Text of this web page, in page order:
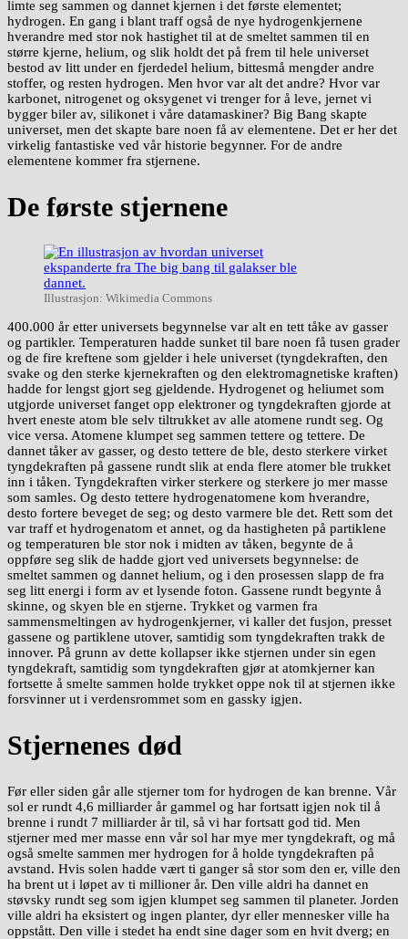
limte seg sammen og dannet kjernen i det første elementet;
hydrogen. En gang i blant traff også de nye hydrogenkjernene
hverandre med stor nok hastighet til at de smeltet sammen til en
større kjerne, helium, og slik holdt det på frem til hele universet
bestod av litt under en fjerdedel helium, bittesmå mengder andre
stoffer, og resten hydrogen. Men hvor var alt det andre? Hvor var
karbonet, nitrogenet og oksygenet vi trenger for å leve, jernet vi
bygger biler av, silikonet i våre datamaskiner? Big Bang skapte
universet, men det skapte bare noen få av elementene. Det er her det
virkelig fantastiske ved vår historie begynner. For de andre
elementene kommer fra stjernene.
De første stjernene
Illustrasjon: Wikimedia Commons
400.000 år etter universets begynnelse var alt en tett tåke av gasser
og partikler. Temperaturen hadde sunket til bare noen få tusen grader
og de fire kreftene som gjelder i hele universet (tyngdekraften, den
svake og den sterke kjernekraften og den elektromagnetiske kraften)
hadde for lengst gjort seg gjeldende. Hydrogenet og heliumet som
utgjorde universet fanget opp elektroner og tyngdekraften gjorde at
hvert eneste atom ble selv tiltrukket av alle atomene rundt seg. Og
vice versa. Atomene klumpet seg sammen tettere og tettere. De
dannet tåker av gasser, og desto tettere de ble, desto sterkere virket
tyngdekraften på gassene rundt slik at enda flere atomer ble trukket
inn i tåken. Tyngdekraften virker sterkere og sterkere jo mer masse
som samles. Og desto tettere hydrogenatomene kom hverandre,
desto fortere beveget de seg; og desto varmere ble det. Rett som det
var traff et hydrogenatom et annet, og da hastigheten på partiklene
og temperaturen ble stor nok i midten av tåken, begynte de å
oppføre seg slik de hadde gjort ved universets begynnelse: de
smeltet sammen og dannet helium, og i den prosessen slapp de fra
seg litt energi i form av et lysende foton. Gassene rundt begynte å
skinne, og skyen ble en stjerne. Trykket og varmen fra
sammensmeltingen av hydrogenkjerner, vi kaller det fusjon, presset
gassene og partiklene utover, samtidig som tyngdekraften trakk de
innover. På grunn av dette kollapser ikke stjernen under sin egen
tyngdekraft, samtidig som tyngdekraften gjør at atomkjerner kan
fortsette å smelte sammen holde trykket oppe nok til at stjernen ikke
forsvinner ut i verdensrommet som en gassky igjen.
Stjernenes død
Før eller siden går alle stjerner tom for hydrogen de kan brenne. Vår
sol er rundt 4,6 milliarder år gammel og har fortsatt igjen nok til å
brenne i rundt 7 milliarder år til, så vi har fortsatt god tid. Men
stjerner med mer masse enn vår sol har mye mer tyngdekraft, og må
også smelte sammen mer hydrogen for å holde tyngdekraften på
avstand. Hvis solen hadde vært ti ganger så stor som den er, ville den
ha brent ut i løpet av ti millioner år. Den ville aldri ha dannet en
støvsky rundt seg som igjen klumpet seg sammen til planeter. Jorden
ville aldri ha eksistert og ingen planter, dyr eller mennesker ville ha
oppstått. Den ville i stedet ha endt sine dager som en hvit dverg; en